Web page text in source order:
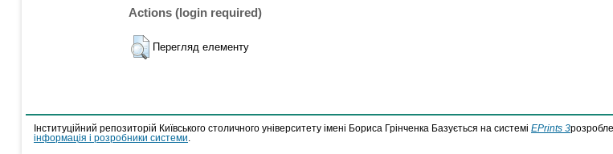
Actions (login required)
Перегляд елементу
Інституційний репозиторій Київського столичного університету імені Бориса Грінченка Базується на системі EPrints 3
інформація і розробники системи